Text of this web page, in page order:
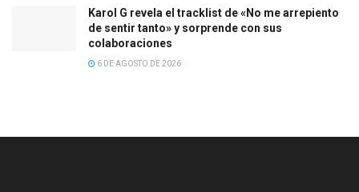
Karol G revela el tracklist de «No me arrepiento
de sentir tanto» y sorprende con sus
colaboraciones
6 DE AGOSTO DE 2026